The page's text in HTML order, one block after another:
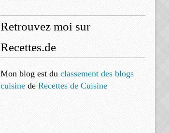
Retrouvez moi sur
Recettes.de
Mon blog est du classement des blogs
cuisine de Recettes de Cuisine